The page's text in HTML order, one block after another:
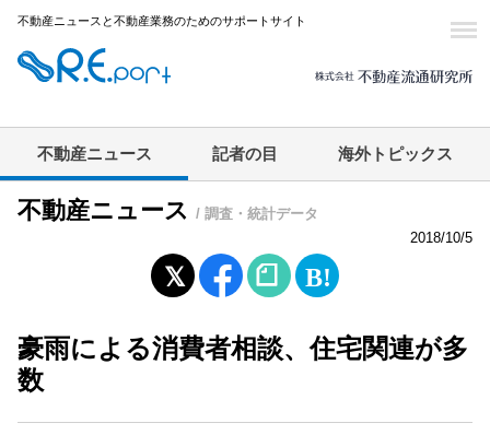
不動産ニュースと不動産業務のためのサポートサイト
不動産ニュース 記者の目 海外トピックス
不動産ニュース / 調査・統計データ
2018/10/5
豪雨による消費者相談、住宅関連が多
数